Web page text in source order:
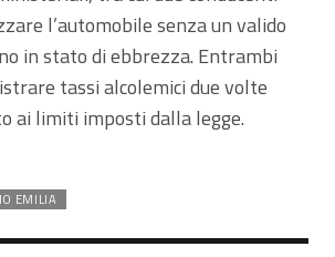
l’automobile senza un valido
in stato di ebbrezza. Entrambi
tassi alcolemici due volte
ai limiti imposti dalla legge.
EMILIA